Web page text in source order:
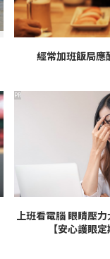
經常加班飯局應
上班看電腦 眼睛壓
【安心護眼定
PR